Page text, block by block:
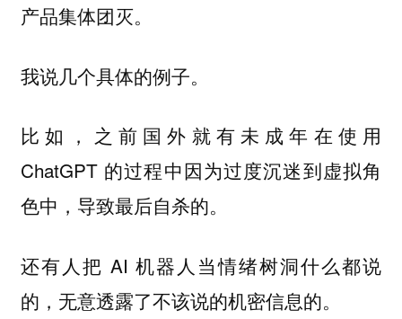
产品集体团灭。
我说几个具体的例子。
比如，之前国外就有未成年在使用
ChatGPT 的过程中因为过度沉迷到虚拟角
色中，导致最后自杀的。
还有人把 AI 机器人当情绪树洞什么都说
的，无意透露了不该说的机密信息的。